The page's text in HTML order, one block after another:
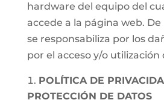
hardware del equipo del
accede a la página web.
se responsabiliza por los
por el acceso y/o utilización
POLÍTICA DE
PROTECCIÓN DE DATOS